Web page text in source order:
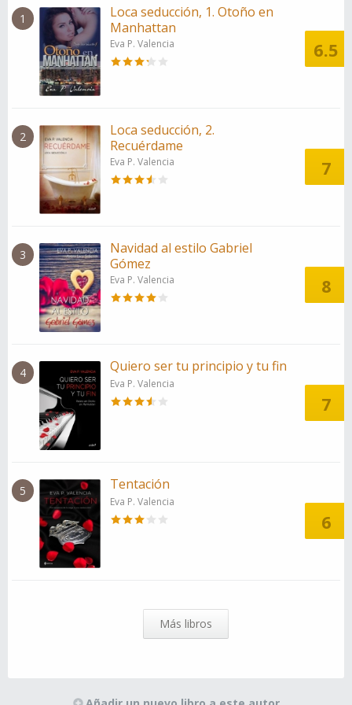
1
Loca seducción, 1. Otoño en
Manhattan
Eva P. Valencia 6.5
2
Loca seducción, 2.
Recuérdame
Eva P. Valencia 7
3
Navidad al estilo Gabriel
Gómez
Eva P. Valencia 8
4 Quiero ser tu principio y tu fin
Eva P. Valencia
7
5 Tentación
Eva P. Valencia
6
Más libros